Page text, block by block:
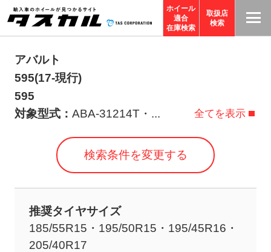
ホイール
適合
在庫検索
取扱店
検索
アバルト
595(17-現行)
595
対象型式： ABA-31214T・ ... 全てを表示
検索条件を変更する
推奨タイヤサイズ
185/55R15・195/50R15・195/45R16・
205/40R17
T
R